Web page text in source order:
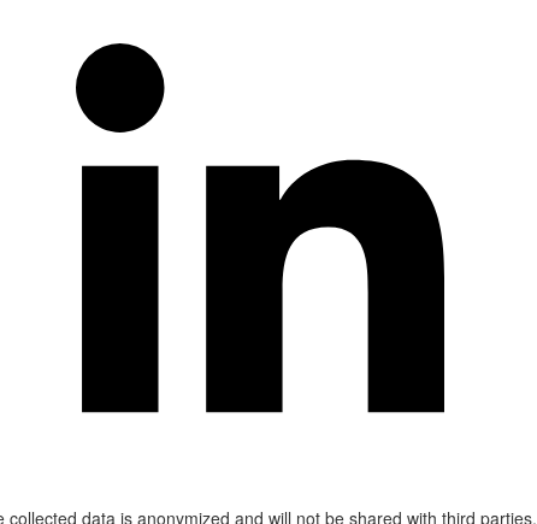
data is anonymized and will not be shared with third parties.